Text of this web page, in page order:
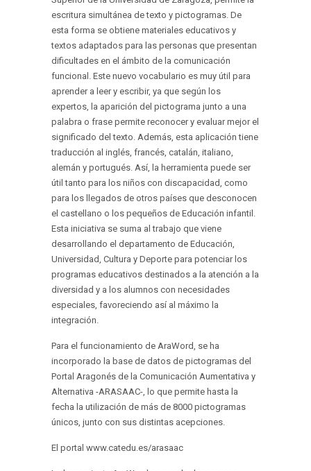
escritura simultánea de texto y pictogramas. De
esta forma se obtiene materiales educativos y
textos adaptados para las personas que presentan
dificultades en el ámbito de la comunicación
funcional. Este nuevo vocabulario es muy útil para
aprender a leer y escribir, ya que según los
expertos, la aparición del pictograma junto a una
palabra o frase permite reconocer y evaluar mejor el
significado del texto. Además, esta aplicación tiene
traducción al inglés, francés, catalán, italiano,
alemán y portugués. Así, la herramienta puede ser
útil tanto para los niños con discapacidad, como
para los llegados de otros países que desconocen
el castellano o los pequeños de Educación infantil.
Esta iniciativa se suma al trabajo que viene
desarrollando el departamento de Educación,
Universidad, Cultura y Deporte para potenciar los
programas educativos destinados a la atención a la
diversidad y a los alumnos con necesidades
especiales, favoreciendo así al máximo la
integración.
Para el funcionamiento de AraWord, se ha
incorporado la base de datos de pictogramas del
Portal Aragonés de la Comunicación Aumentativa y
Alternativa -ARASAAC-, lo que permite hasta la
fecha la utilización de más de 8000 pictogramas
únicos, junto con sus distintas acepciones.
El portal www.catedu.es/arasaac